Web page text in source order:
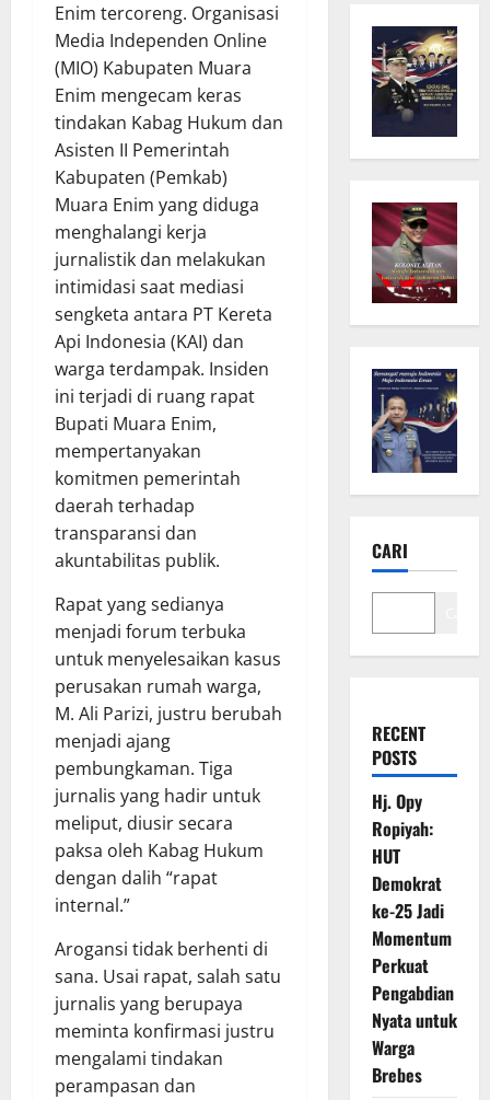
Enim tercoreng. Organisasi
Media Independen Online
(MIO) Kabupaten Muara
Enim mengecam keras
tindakan Kabag Hukum dan
Asisten II Pemerintah
Kabupaten (Pemkab)
Muara Enim yang diduga
menghalangi kerja
jurnalistik dan melakukan
intimidasi saat mediasi
sengketa antara PT Kereta
Api Indonesia (KAI) dan
warga terdampak. Insiden
ini terjadi di ruang rapat
Bupati Muara Enim,
mempertanyakan
komitmen pemerintah
daerah terhadap
transparansi dan
akuntabilitas publik.
Rapat yang sedianya
menjadi forum terbuka
untuk menyelesaikan kasus
perusakan rumah warga,
M. Ali Parizi, justru berubah
menjadi ajang
pembungkaman. Tiga
jurnalis yang hadir untuk
meliput, diusir secara
paksa oleh Kabag Hukum
dengan dalih “rapat
internal.”
Arogansi tidak berhenti di
sana. Usai rapat, salah satu
jurnalis yang berupaya
meminta konfirmasi justru
mengalami tindakan
perampasan dan
CARI
RECENT
POSTS
Hj. Opy
Ropiyah:
HUT
Demokrat
ke-25 Jadi
Momentum
Perkuat
Pengabdian
Nyata untuk
Warga
Brebes